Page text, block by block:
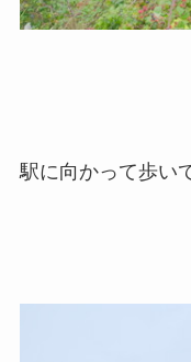
駅に向かって歩い